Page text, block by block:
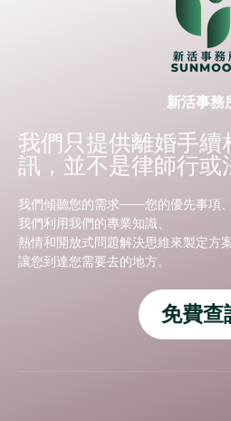
新活事務
我們只提供離婚手續
訊，並不是律師行或
我們傾聽您的需求——您的優先事項、
我們利用我們的專業知識、
熱情和開放式問題解決思維來製定方
讓您到達您需要去的地方。
免費查